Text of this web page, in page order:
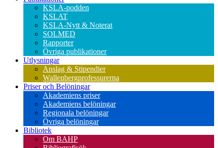
KSLA-podden
KSLAT
KSLA-Nytt & Noterat
SOLMED
Rapporter
Övriga publikationer
Utlysningar
Anslag & Stipendier
Wallenbergprofessurerna
Priser och Belöningar
Akademiens priser
Akademiens belöningar
Regionala belöningar
Övriga belöningar
Bibliotek
Om BAHP